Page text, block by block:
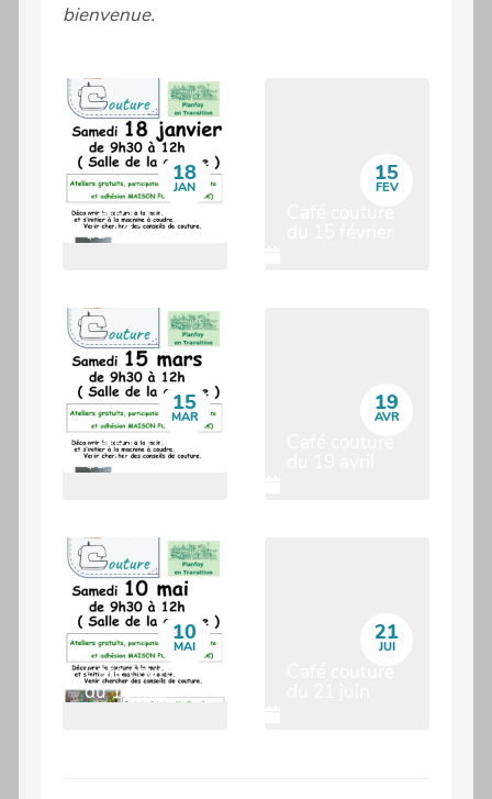
bienvenue.
18
JAN
Café couture
du 18 janvier
15
FEV
15
MAR
Café couture
du 15 mars
19
AVR
10
MAI
Café couture
du 10 mai
21
JUI